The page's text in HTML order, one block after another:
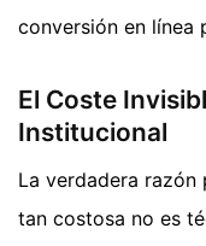
conversión en línea
El Coste
Institucional
La verdadera
tan costosa no es